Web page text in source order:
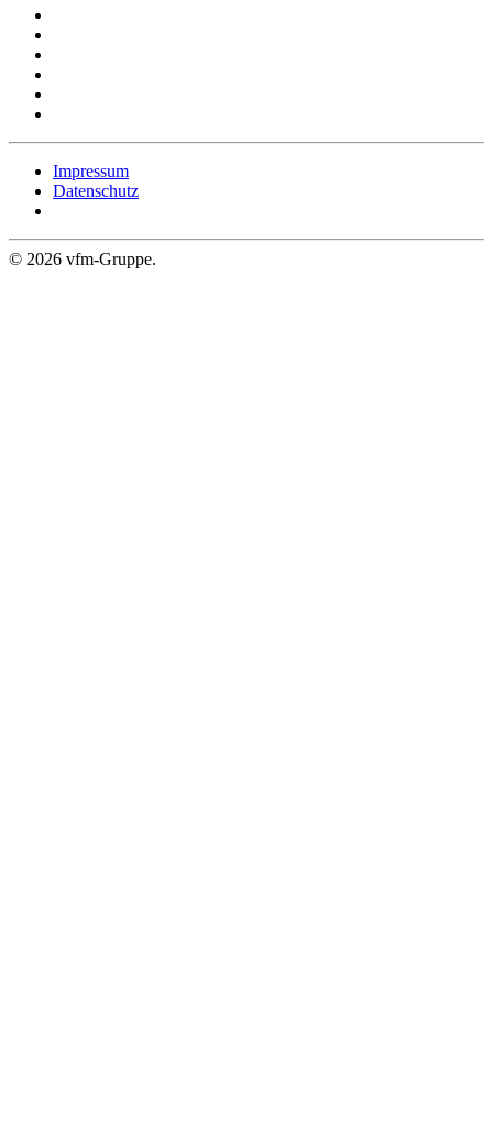
Impressum
Datenschutz
© 2026 vfm-Gruppe.